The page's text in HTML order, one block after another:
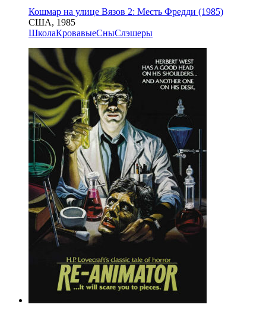
Кошмар на улице Вязов 2: Месть Фредди (1985)
США, 1985
ШколаКровавыеСныСлэшеры